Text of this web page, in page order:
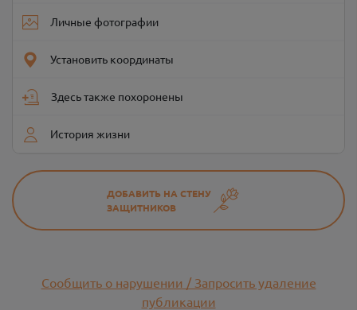
Личные фотографии
Установить координаты
Здесь также похоронены
История жизни
ДОБАВИТЬ НА СТЕНУ
ЗАЩИТНИКОВ
Сообщить о нарушении / Запросить удаление
публикации